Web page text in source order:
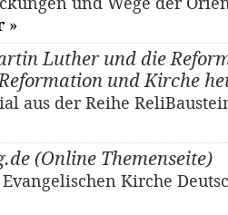
»
Luther und die
und Kirche
aus der Reihe
(Online Themenseite)
Kirche